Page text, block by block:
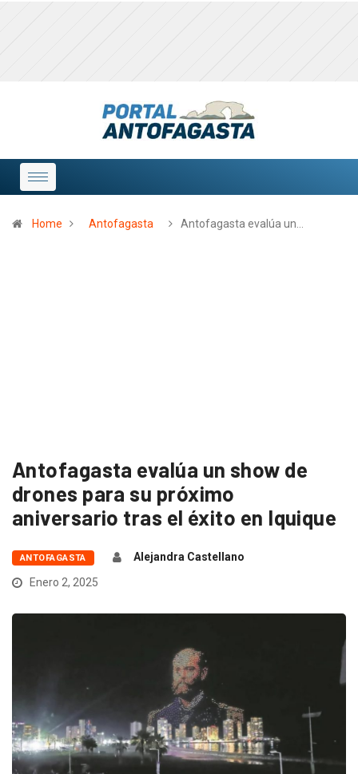
Home Antofagasta Antofagasta evalúa un…
Antofagasta evalúa un show de
drones para su próximo
aniversario tras el éxito en Iquique
ANTOFAGASTA
Alejandra Castellano
Enero 2, 2025